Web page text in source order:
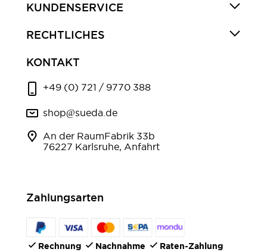
KUNDENSERVICE
RECHTLICHES
KONTAKT
+49 (0) 721 / 9770 388
shop@sueda.de
An der RaumFabrik 33b
76227 Karlsruhe, Anfahrt
Zahlungsarten
Rechnung Nachnahme Raten-Zahlung